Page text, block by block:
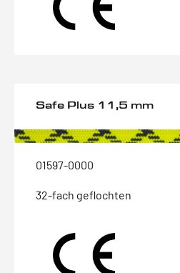
Safe Plus 11,5 mm
01597-0000
32-fach geflochten